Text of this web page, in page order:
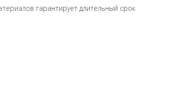
гарантирует длительный срок